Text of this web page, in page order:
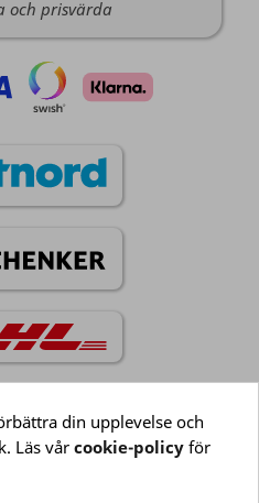
och prisvärda
din upplevelse och
Läs vår cookie-policy för